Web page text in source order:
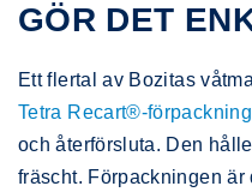
GÖR DET
Ett flertal av Bozitas
Tetra Recart®-förpackning
och återförsluta. Den
fräscht. Förpackningen